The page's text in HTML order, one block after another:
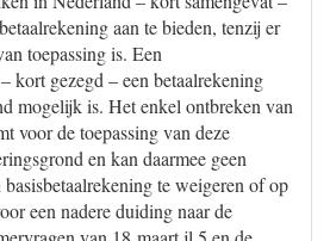
aan te bieden, tenzij er
toepassing is. Een
kort gezegd – een betaalrekening
mogelijk is. Het enkel ontbreken van
voor de toepassing van deze
en kan daarmee geen
te weigeren of op
een nadere duiding naar de